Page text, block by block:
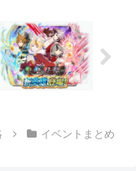
イベントまとめ